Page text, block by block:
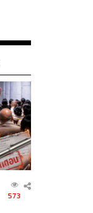
573